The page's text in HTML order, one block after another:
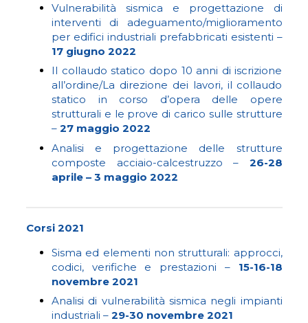
Vulnerabilità sismica e progettazione di
interventi di adeguamento/miglioramento
per edifici industriali prefabbricati esistenti –
17 giugno 2022
Il collaudo statico dopo 10 anni di iscrizione
all’ordine/La direzione dei lavori, il collaudo
statico in corso d’opera delle opere
strutturali e le prove di carico sulle strutture
– 27 maggio 2022
Analisi e progettazione delle strutture
composte acciaio-calcestruzzo – 26-28
aprile – 3 maggio 2022
Corsi 2021
Sisma ed elementi non strutturali: approcci,
codici, verifiche e prestazioni – 15-16-18
novembre 2021
Analisi di vulnerabilità sismica negli impianti
industriali – 29-30 novembre 2021